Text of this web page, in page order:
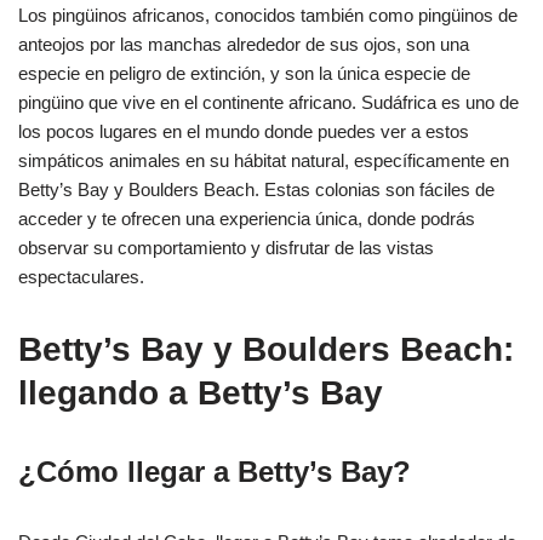
Los pingüinos africanos, conocidos también como pingüinos de
anteojos por las manchas alrededor de sus ojos, son una
especie en peligro de extinción, y son la única especie de
pingüino que vive en el continente africano. Sudáfrica es uno de
los pocos lugares en el mundo donde puedes ver a estos
simpáticos animales en su hábitat natural, específicamente en
Betty’s Bay y Boulders Beach. Estas colonias son fáciles de
acceder y te ofrecen una experiencia única, donde podrás
observar su comportamiento y disfrutar de las vistas
espectaculares.
Betty’s Bay y Boulders Beach:
llegando a Betty’s Bay
¿Cómo llegar a Betty’s Bay?